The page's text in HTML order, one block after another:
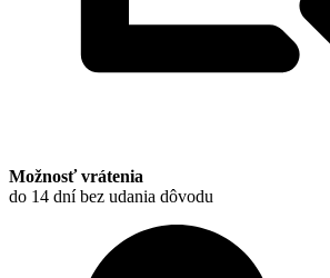
Možnosť vrátenia
do 14 dní bez udania dôvodu